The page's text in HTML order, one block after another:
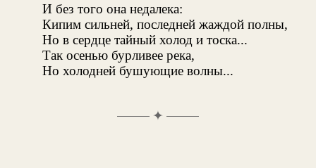
И без того она недалека:
Кипим сильней, последней жаждой полны,
Но в сердце тайный холод и тоска...
Так осенью бурливее река,
Но холодней бушующие волны...
✦